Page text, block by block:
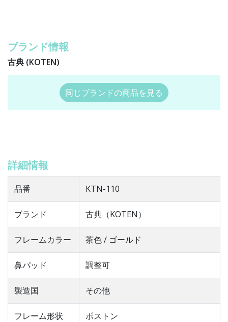
ブランド情報
古典 (KOTEN)
同じブランドの商品を見る
詳細情報
品番 KTN-110
ブランド 古典（KOTEN）
フレームカラー 茶色 / ゴールド
鼻パッド 調整可
製造国 その他
フレーム形状 ボストン